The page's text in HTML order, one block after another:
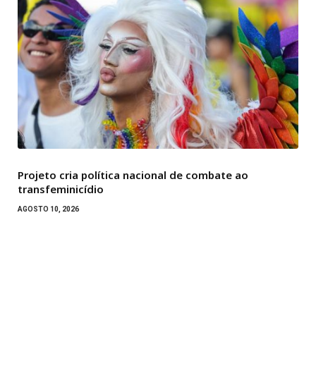
Projeto cria política nacional de combate ao
transfeminicídio
AGOSTO 10, 2026